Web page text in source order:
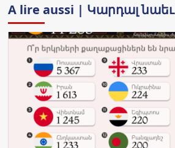
A lire aussi | Կարդալ նաեւ